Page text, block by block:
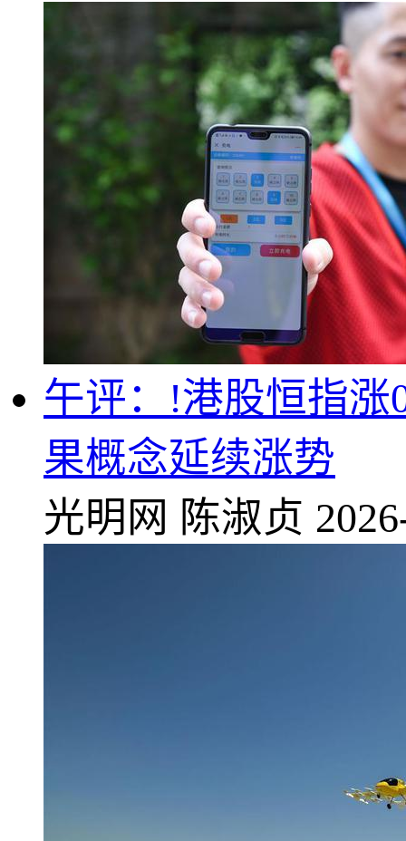
午评：!港股恒指涨
果概念延续涨势
光明网 陈淑贞